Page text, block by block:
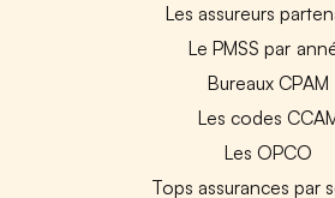
Les assureurs
Le PMSS par
Bureaux CPAM
Les codes
Les OPCO
Tops assurances par